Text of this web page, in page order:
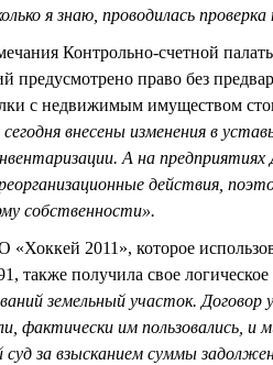
я знаю, проводилась
Контрольно-счетной
предусмотрено право без
с недвижимым имуществом
внесены изменения в
А на
действия,
собственности».
2011», которое
также получила свое
земельный участок. Договор
фактически им пользовались,
за взысканием суммы